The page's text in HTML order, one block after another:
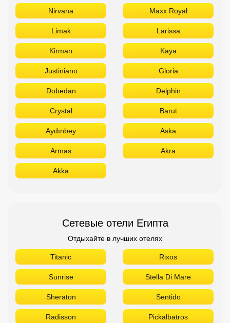
Crystal Barut
Aydınbey Aska
Armas Akra
Akka
Сетевые отели Египта
Отдыхайте в лучших отелях
Novotel Movenpick
Jaz Hilton
Azur